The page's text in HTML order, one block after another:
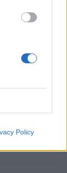
Policy
για
αλλά